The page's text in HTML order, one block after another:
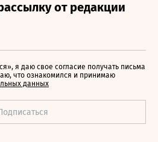
я даю свое согласие получать письма
что ознакомился и принимаю
данных